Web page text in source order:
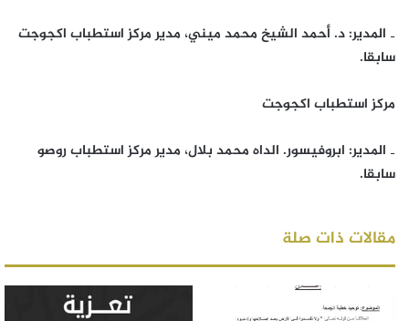
‐ المدير: د. أحمد الشيخ محمد ميني، مدير مركز استطباب اكجوجت
سابقا.
مركز استطباب اكجوجت
‐ المدير: ابروفيسور. الداه محمد بلال، مدير مركز استطباب روصو
سابقا.
مقالات ذات صلة